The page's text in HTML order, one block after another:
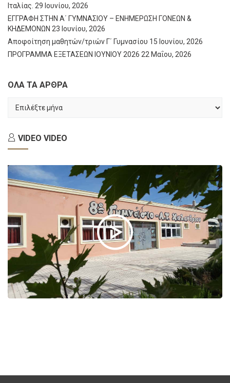
Ιταλίας. 29 Ιουνίου, 2026
ΕΓΓΡΑΦΗ ΣΤΗΝ Α΄ ΓΥΜΝΑΣΙΟΥ – ΕΝΗΜΕΡΩΣΗ ΓΟΝΕΩΝ &
ΚΗΔΕΜΟΝΩΝ 23 Ιουνίου, 2026
Αποφοίτηση μαθητών/τριών Γ΄ Γυμνασίου 15 Ιουνίου, 2026
ΠΡΟΓΡΑΜΜΑ ΕΞΕΤΑΣΕΩΝ ΙΟΥΝΙΟΥ 2026 22 Μαΐου, 2026
ΟΛΑ ΤΑ ΑΡΘΡΑ
ΤΑ
VIDEO VIDEO